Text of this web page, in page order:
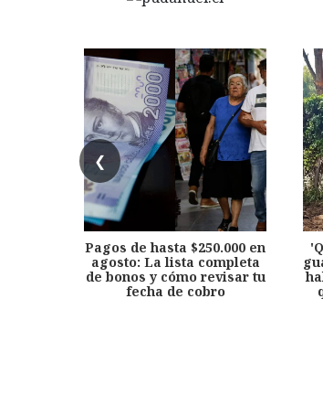
❮
Pagos de hasta $250.000 en
agosto: La lista completa
de bonos y cómo revisar tu
fecha de cobro